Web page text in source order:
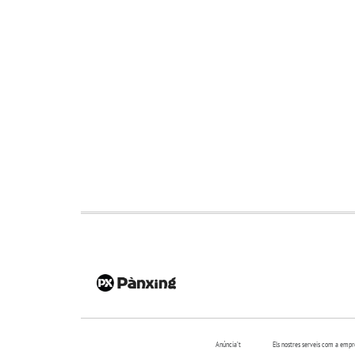
Anúncia’t Els nostres serveis com a